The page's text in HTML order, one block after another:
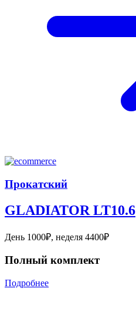
Прокатский
GLADIATOR LT10.6
День 1000₽, неделя 4400₽
Полный комплект
Подробнее